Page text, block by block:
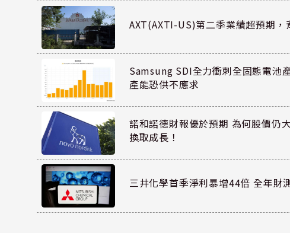
AXT(AXTI-US)第二季業績超預期，
Samsung SDI全力衝刺全固態電池
產能恐供不應求
諾和諾德財報優於預期 為何股價仍
換取成長！
三井化學首季淨利暴增44倍 全年財